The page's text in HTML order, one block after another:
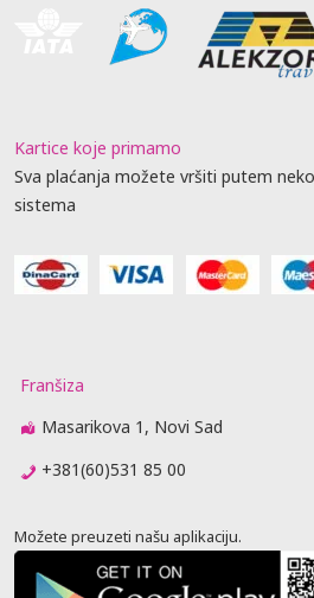
Kartice koje primamo
Sva plaćanja možete vršiti putem
sistema
Franšiza
Masarikova 1, Novi Sad
+381(60)531 85 00
Možete preuzeti našu aplikaciju.